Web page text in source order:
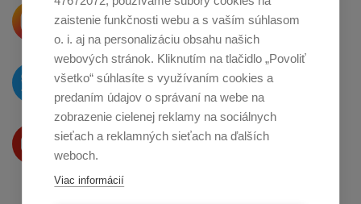
Krásne produkty si priamo hovoria
o zdieľanie naInstagrame
O novinkách píšeme
na Twitteri
Produkty Vám predstavujeme
naYoutube
zaistenie funkčnosti webu a s vaším súhlasom
o. i. aj na personalizáciu obsahu našich
webových stránok. Kliknutím na tlačidlo „Povoliť
všetko“ súhlasíte s využívaním cookies a
predaním údajov o správaní na webe na
zobrazenie cielenej reklamy na sociálnych
sieťach a reklamných sieťach na ďalších
weboch.
Viac informácií